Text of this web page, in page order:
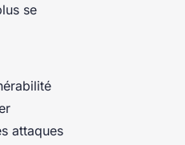
se
attaques